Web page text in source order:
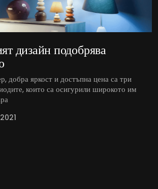
дизайн подобрява
добра яркост и достъпна цена са три
които са осигурили широкото им